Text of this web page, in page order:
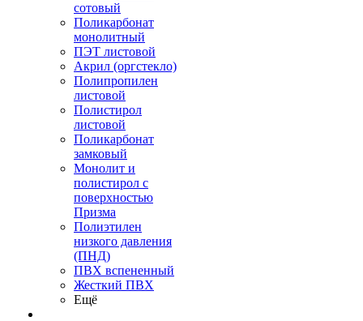
сотовый
Поликарбонат
монолитный
ПЭТ листовой
Акрил (оргстекло)
Полипропилен
листовой
Полистирол
листовой
Поликарбонат
замковый
Монолит и
полистирол с
поверхностью
Призма
Полиэтилен
низкого давления
(ПНД)
ПВХ вспененный
Жесткий ПВХ
Ещё